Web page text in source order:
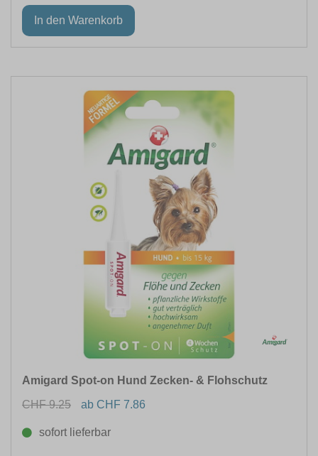
Amigard Spot-on Hund Zecken- & Flohschutz
CHF 9.25
ab CHF 7.86
sofort lieferbar